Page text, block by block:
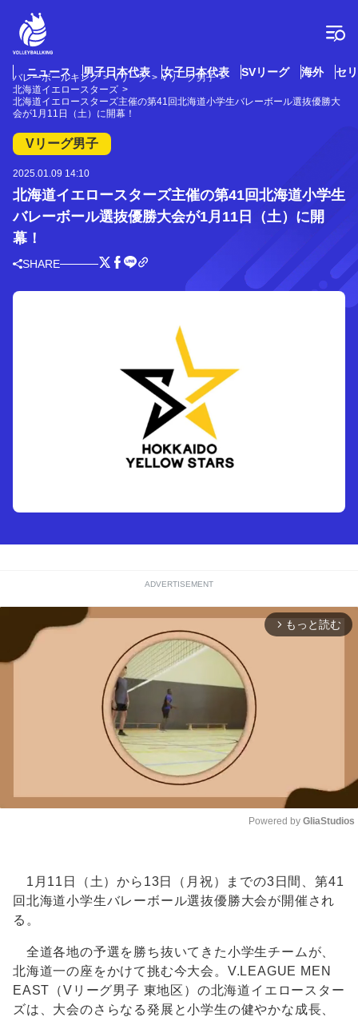
ニュース 男子日本代表 女子日本代表 SVリーグ 海外 セ
バレーボールキング Vリーグ
Vリーグ男子
北海道イエロースターズ
北海道イエロースターズ主催の第41回北海道小学生バレーボール選抜優勝大
会が1月11日（土）に開幕！
Vリーグ男子
2025.01.09 14:10
北海道イエロースターズ主催の第41回北海道小学生
バレーボール選抜優勝大会が1月11日（土）に開
幕！
SHARE
ADVERTISEMENT
arrow_forward_ios もっと読む
Powered by GliaStudios
1月11日（土）から13日（月祝）までの3日間、第41
回北海道小学生バレーボール選抜優勝大会が開催され
る。
全道各地の予選を勝ち抜いてきた小学生チームが、
北海道一の座をかけて挑む今大会。V.LEAGUE MEN
EAST（Vリーグ男子 東地区）の北海道イエロースター
ズは、大会のさらなる発展と小学生の健やかな成長、